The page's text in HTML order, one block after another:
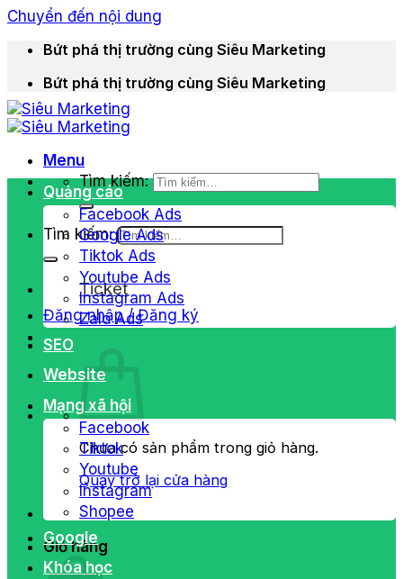
Chuyển đến nội dung
Bứt phá thị trường cùng Siêu Marketing
Bứt phá thị trường cùng Siêu Marketing
Menu
Tìm kiếm:
Tìm kiếm:
Ticket
Đăng nhập / Đăng ký
Chưa có sản phẩm trong giỏ hàng.
Quay trở lại cửa hàng
Giỏ hàng
Quảng cáo
Facebook Ads
Google Ads
Tiktok Ads
Youtube Ads
Instagram Ads
Zalo Ads
SEO
Website
Mạng xã hội
Facebook
Tiktok
Youtube
Instagram
Shopee
Google
Khóa học